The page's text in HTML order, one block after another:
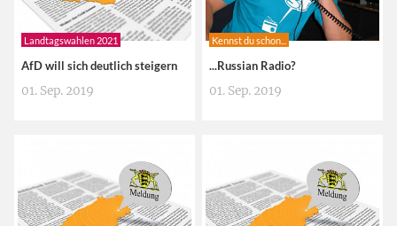
Landtagswahlen 2021
AfD will sich deutlich steigern
01. Sep. 2019
Kennst du schon...
...Russian Radio?
01. Sep. 2019